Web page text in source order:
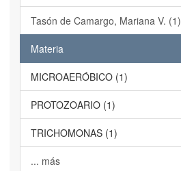
Tasón de Camargo, Mariana V. (1)
Materia
MICROAERÓBICO (1)
PROTOZOARIO (1)
TRICHOMONAS (1)
... más